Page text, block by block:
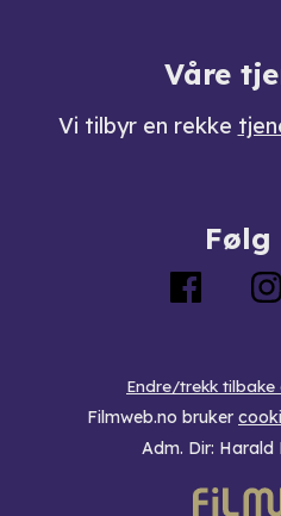
Våre
Vi tilbyr en rekke
Følg
Endre/trekk
Filmweb.no bruker
Adm. Dir: